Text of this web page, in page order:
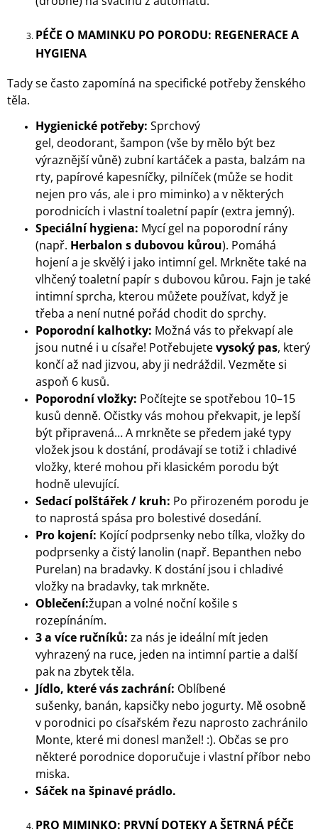
PÉČE O MAMINKU PO PORODU: REGENERACE A
HYGIENA
Tady se často zapomíná na specifické potřeby ženského
těla.
Hygienické potřeby: Sprchový
gel, deodorant, šampon (vše by mělo být bez
výraznější vůně) zubní kartáček a pasta, balzám na
rty, papírové kapesníčky, pilníček (může se hodit
nejen pro vás, ale i pro miminko) a v některých
porodnicích i vlastní toaletní papír (extra jemný).
Speciální hygiena: Mycí gel na poporodní rány
(např. Herbalon s dubovou kůrou). Pomáhá
hojení a je skvělý i jako intimní gel. Mrkněte také na
vlhčený toaletní papír s dubovou kůrou. Fajn je také
intimní sprcha, kterou můžete používat, když je
třeba a není nutné pořád chodit do sprchy.
Poporodní kalhotky: Možná vás to překvapí ale
jsou nutné i u císaře! Potřebujetevysoký pas, který
končí až nad jizvou, aby ji nedráždil. Vezměte si
aspoň 6 kusů.
Poporodní vložky: Počítejte se spotřebou 10–15
kusů denně. Očistky vás mohou překvapit, je lepší
být připravená… A mrkněte se předem jaké typy
vložek jsou k dostání, prodávají se totiž i chladivé
vložky, které mohou při klasickém porodu být
hodně ulevující.
Sedací polštářek / kruh: Po přirozeném porodu je
to naprostá spása pro bolestivé dosedání.
Pro kojení: Kojící podprsenky nebo tílka, vložky do
podprsenky a čistý lanolin (např. Bepanthen nebo
Purelan) na bradavky. K dostání jsou i chladivé
vložky na bradavky, tak mrkněte.
Oblečení:župan a volné noční košile s
rozepínáním.
3 a více ručníků: za nás je ideální mít jeden
vyhrazený na ruce, jeden na intimní partie a další
pak na zbytek těla.
Jídlo, které vás zachrání: Oblíbené
sušenky, banán, kapsičky nebo jogurty. Mě osobně
v porodnici po císařském řezu naprosto zachránilo
Monte, které mi donesl manžel! :). Občas se pro
některé porodnice doporučuje i vlastní příbor nebo
miska.
Sáček na špinavé prádlo.
PRO MIMINKO: PRVNÍ DOTEKY A ŠETRNÁ PÉČE